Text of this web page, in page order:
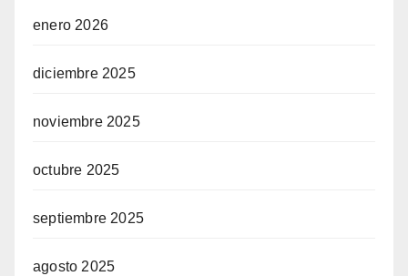
enero 2026
diciembre 2025
noviembre 2025
octubre 2025
septiembre 2025
agosto 2025